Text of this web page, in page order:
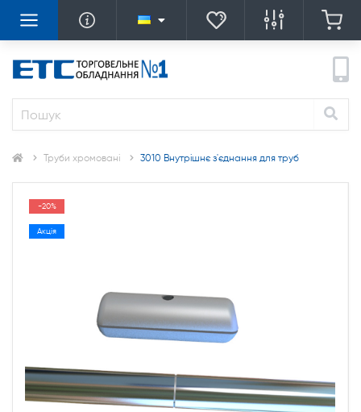
Труби хромовані 3010 Внутрішнє з'єднання для труб
-20%
Акція